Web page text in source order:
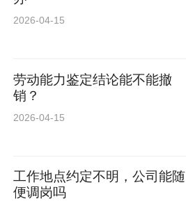
2026-04-15
劳动能力鉴定结论能不能撤
销？
2026-04-15
工作地点约定不明，公司能随
便调岗吗